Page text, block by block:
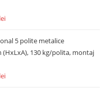
lei
5 polite metalice
(HxLxA), 130 kg/polita, montaj
lei